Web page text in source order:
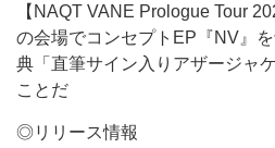
【NAQT VANE Prologue Tour
の会場でコンセプトEP『NV』
典「直筆サイン入りアザージャ
ことだ
◎リリース情報